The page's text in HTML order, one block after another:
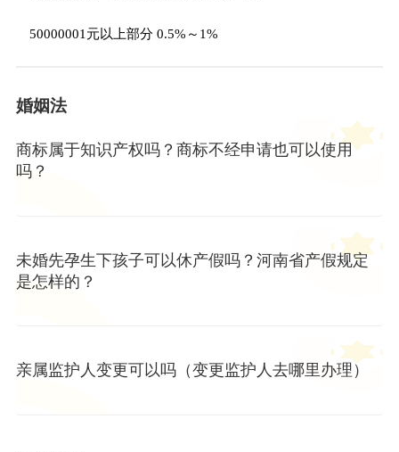
50000001元以上部分 0.5%～1%
婚姻法
商标属于知识产权吗？商标不经申请也可以使用
吗？
未婚先孕生下孩子可以休产假吗？河南省产假规定
是怎样的？
亲属监护人变更可以吗（变更监护人去哪里办理）